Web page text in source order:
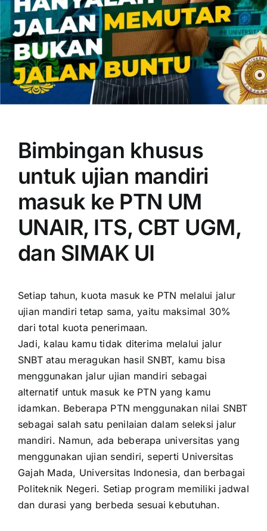
OUR PROGRAM
REGISTRATION
CONTACT US
Bimbingan khusus
untuk ujian mandiri
masuk ke PTN UM
UNAIR, ITS, CBT UGM,
dan SIMAK UI
Setiap tahun, kuota masuk ke PTN melalui jalur
ujian mandiri tetap sama, yaitu maksimal 30%
dari total kuota penerimaan.
Jadi, kalau kamu tidak diterima melalui jalur
SNBT atau meragukan hasil SNBT, kamu bisa
menggunakan jalur ujian mandiri sebagai
alternatif untuk masuk ke PTN yang kamu
idamkan. Beberapa PTN menggunakan nilai SNBT
sebagai salah satu penilaian dalam seleksi jalur
mandiri. Namun, ada beberapa universitas yang
menggunakan ujian sendiri, seperti Universitas
Gajah Mada, Universitas Indonesia, dan berbagai
Politeknik Negeri. Setiap program memiliki jadwal
dan durasi yang berbeda sesuai kebutuhan.